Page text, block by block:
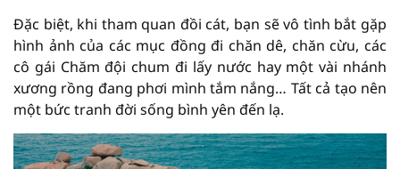
Đặc biệt, khi tham quan đồi cát, bạn sẽ vô tình bắt gặp
hình ảnh của các mục đồng đi chăn dê, chăn cừu, các
cô gái Chăm đội chum đi lấy nước hay một vài nhánh
xương rồng đang phơi mình tắm nắng… Tất cả tạo nên
một bức tranh đời sống bình yên đến lạ.